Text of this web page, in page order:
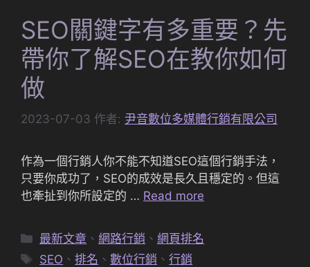
SEO關鍵字有多重要？先
帶你了解SEO在教你如何
做
2023-07-03 作者: 尹音數位多媒體行銷有限公司
作為一個行銷人你不能不知道SEO這個行銷手法，
只要你成功了，SEO的成效是長久且穩定的。但這
也牽扯到你所設定的 … Read more
分
類
最新文章 、網路行銷 、網頁排名
標
SEO 、排名 、數位行銷 、行銷